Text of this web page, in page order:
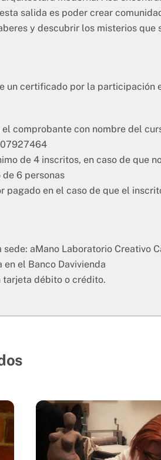
salida es poder crear
y descubrir los misterios
un certificado por la participación
el comprobante con nombre del
de 4 inscritos, en caso de que
6 personas
pagado en el caso de que el
aMano Laboratorio Creativo
el Banco Davivienda
tarjeta débito o crédito.